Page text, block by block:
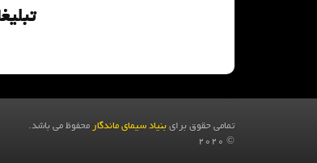
تمامی حقوق برای بنیاد سیمای ماندگار محفوظ می باشد.
© 2020